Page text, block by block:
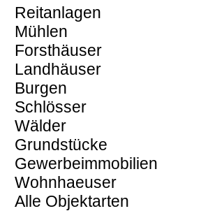
Reitanlagen
Mühlen
Forsthäuser
Landhäuser
Burgen
Schlösser
Wälder
Grundstücke
Gewerbeimmobilien
Wohnhaeuser
Alle Objektarten